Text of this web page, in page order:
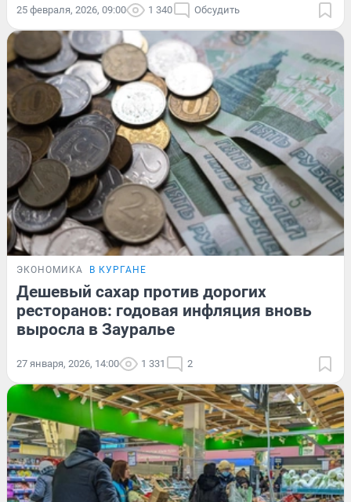
25 февраля, 2026, 09:00 1 340 Обсудить
ЭКОНОМИКА В КУРГАНЕ
Дешевый сахар против дорогих
ресторанов: годовая инфляция вновь
выросла в Зауралье
27 января, 2026, 14:00 1 331 2